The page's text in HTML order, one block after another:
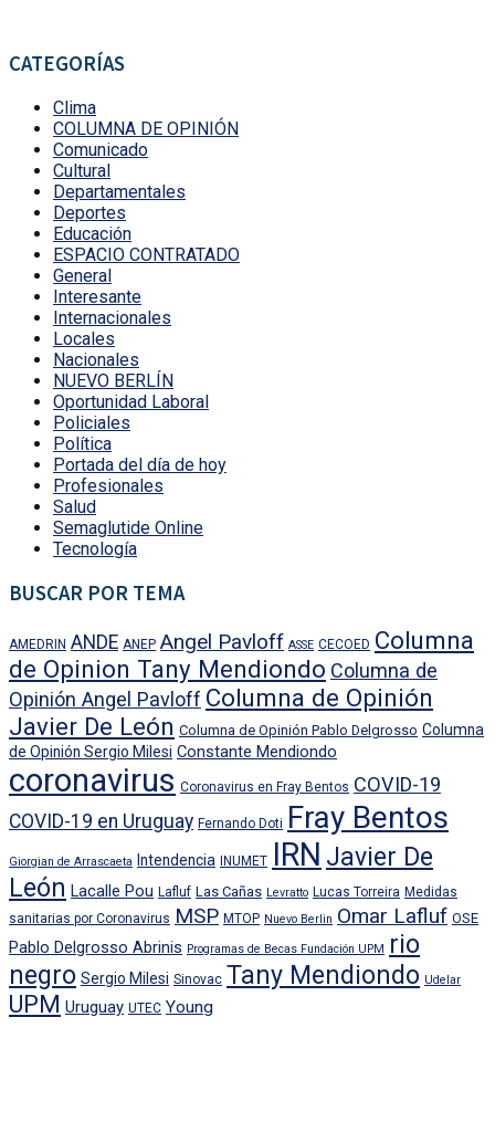
CATEGORÍAS
Clima
COLUMNA DE OPINIÓN
Comunicado
Cultural
Departamentales
Deportes
Educación
ESPACIO CONTRATADO
General
Interesante
Internacionales
Locales
Nacionales
NUEVO BERLÍN
Oportunidad Laboral
Policiales
Política
Portada del día de hoy
Profesionales
Salud
Semaglutide Online
Tecnología
BUSCAR POR TEMA
AMEDRIN ANDE ANEP Angel Pavloff ASSE CECOED Columna
de Opinion Tany Mendiondo Columna de
Opinión Angel Pavloff Columna de Opinión
Javier De León Columna de Opinión Pablo Delgrosso Columna
de Opinión Sergio Milesi Constante Mendiondo
coronavirus Coronavirus en Fray Bentos COVID-19
COVID-19 en Uruguay Fernando Doti Fray Bentos
Giorgian de Arrascaeta Intendencia INUMET IRN Javier De
León Lacalle Pou Lafluf Las Cañas Levratto Lucas Torreira Medidas
sanitarias por Coronavirus MSP MTOP Nuevo Berlin Omar Lafluf OSE
Pablo Delgrosso Abrinis Programas de Becas Fundación UPM
rio
negro Sergio Milesi Sinovac Tany Mendiondo Udelar
UPM Uruguay UTEC Young